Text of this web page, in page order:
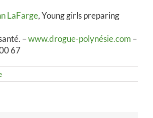
LaFarge, Young girls preparing
–www.drogue-polynésie.com –
67